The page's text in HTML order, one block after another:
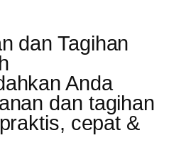
dan Tagihan
Anda
dan tagihan
cepat &